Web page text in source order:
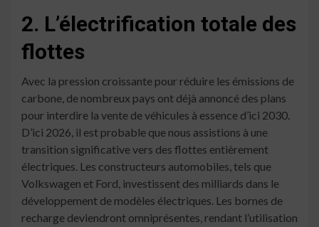
2. L’électrification totale des
flottes
Avec la pression croissante pour réduire les émissions de
carbone, de nombreux pays ont déjà annoncé des plans
pour interdire la vente de véhicules à essence d’ici 2030.
D’ici 2026, il est probable que nous assistions à une
transition significative vers des flottes entièrement
électriques. Les constructeurs automobiles, tels que
Volkswagen et Ford, investissent des milliards dans le
développement de modèles électriques. Les bornes de
recharge deviendront omniprésentes, rendant l’utilisation